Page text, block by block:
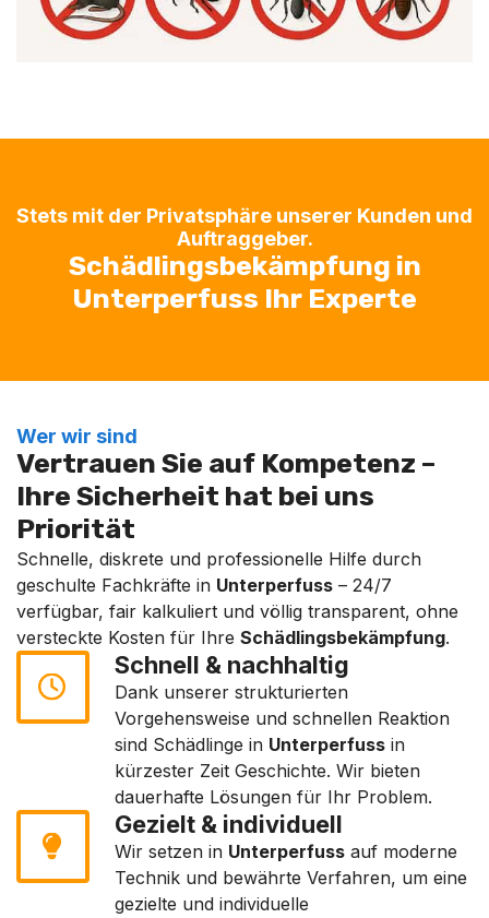
Stets mit der Privatsphäre unserer Kunden und
Auftraggeber.
Schädlingsbekämpfung in
Unterperfuss Ihr Experte
Wer wir sind
Vertrauen Sie auf Kompetenz –
Ihre Sicherheit hat bei uns
Priorität
Schnelle, diskrete und professionelle Hilfe durch
geschulte Fachkräfte in Unterperfuss – 24/7
verfügbar, fair kalkuliert und völlig transparent, ohne
versteckte Kosten für Ihre Schädlingsbekämpfung.
Schnell & nachhaltig
Dank unserer strukturierten
Vorgehensweise und schnellen Reaktion
sind Schädlinge in Unterperfuss in
kürzester Zeit Geschichte. Wir bieten
dauerhafte Lösungen für Ihr Problem.
Gezielt & individuell
Wir setzen in Unterperfuss auf moderne
Technik und bewährte Verfahren, um eine
gezielte und individuelle